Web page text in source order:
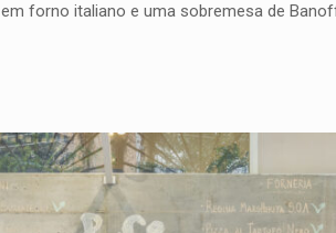
forno italiano e uma sobremesa de